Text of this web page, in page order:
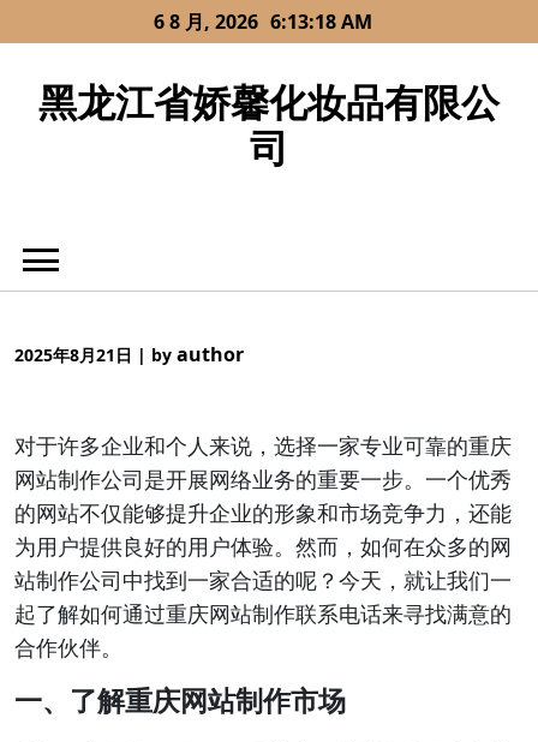
to
6 8 月, 2026 6:13:18 AM
黑龙江省娇馨化妆品有限公
司
2025年8月21日 | by author
对于许多企业和个人来说，选择一家专业可靠的重庆
网站制作公司是开展网络业务的重要一步。一个优秀
的网站不仅能够提升企业的形象和市场竞争力，还能
为用户提供良好的用户体验。然而，如何在众多的网
站制作公司中找到一家合适的呢？今天，就让我们一
起了解如何通过重庆网站制作联系电话来寻找满意的
合作伙伴。
一、了解重庆网站制作市场